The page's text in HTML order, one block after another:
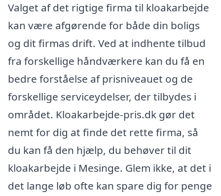
Valget af det rigtige firma til kloakarbejde
kan være afgørende for både din boligs
og dit firmas drift. Ved at indhente tilbud
fra forskellige håndværkere kan du få en
bedre forståelse af prisniveauet og de
forskellige serviceydelser, der tilbydes i
området. Kloakarbejde-pris.dk gør det
nemt for dig at finde det rette firma, så
du kan få den hjælp, du behøver til dit
kloakarbejde i Mesinge. Glem ikke, at det i
det lange løb ofte kan spare dig for penge